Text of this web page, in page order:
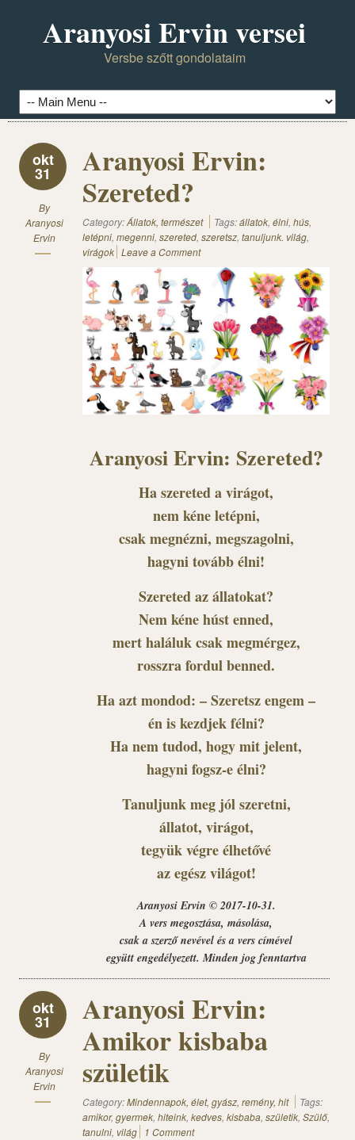
Aranyosi Ervin versei
Versbe szőtt gondolataim
okt
31
By
Aranyosi
Ervin
Aranyosi Ervin:
Szereted?
Category:Állatok, természet Tags:állatok, élni, hús,
letépni, megenni, szereted, szeretsz, tanuljunk. világ,
virágok Leave a Comment
Aranyosi Ervin: Szereted?
Ha szereted a virágot,
nem kéne letépni,
csak megnézni, megszagolni,
hagyni tovább élni!
Szereted az állatokat?
Nem kéne húst enned,
mert haláluk csak megmérgez,
rosszra fordul benned.
Ha azt mondod: – Szeretsz engem –
én is kezdjek félni?
Ha nem tudod, hogy mit jelent,
hagyni fogsz-e élni?
Tanuljunk meg jól szeretni,
állatot, virágot,
tegyük végre élhetővé
az egész világot!
Aranyosi Ervin © 2017-10-31.
A vers megosztása, másolása,
csak a szerző nevével és a vers címével
együtt engedélyezett. Minden jog fenntartva
okt
31
By
Aranyosi
Ervin
Aranyosi Ervin:
Amikor kisbaba
születik
Category:Mindennapok, élet, gyász, remény, hit
Tags:
amikor, gyermek, hiteink, kedves, kisbaba, születik, Szülő,
tanulni, világ 1 Comment